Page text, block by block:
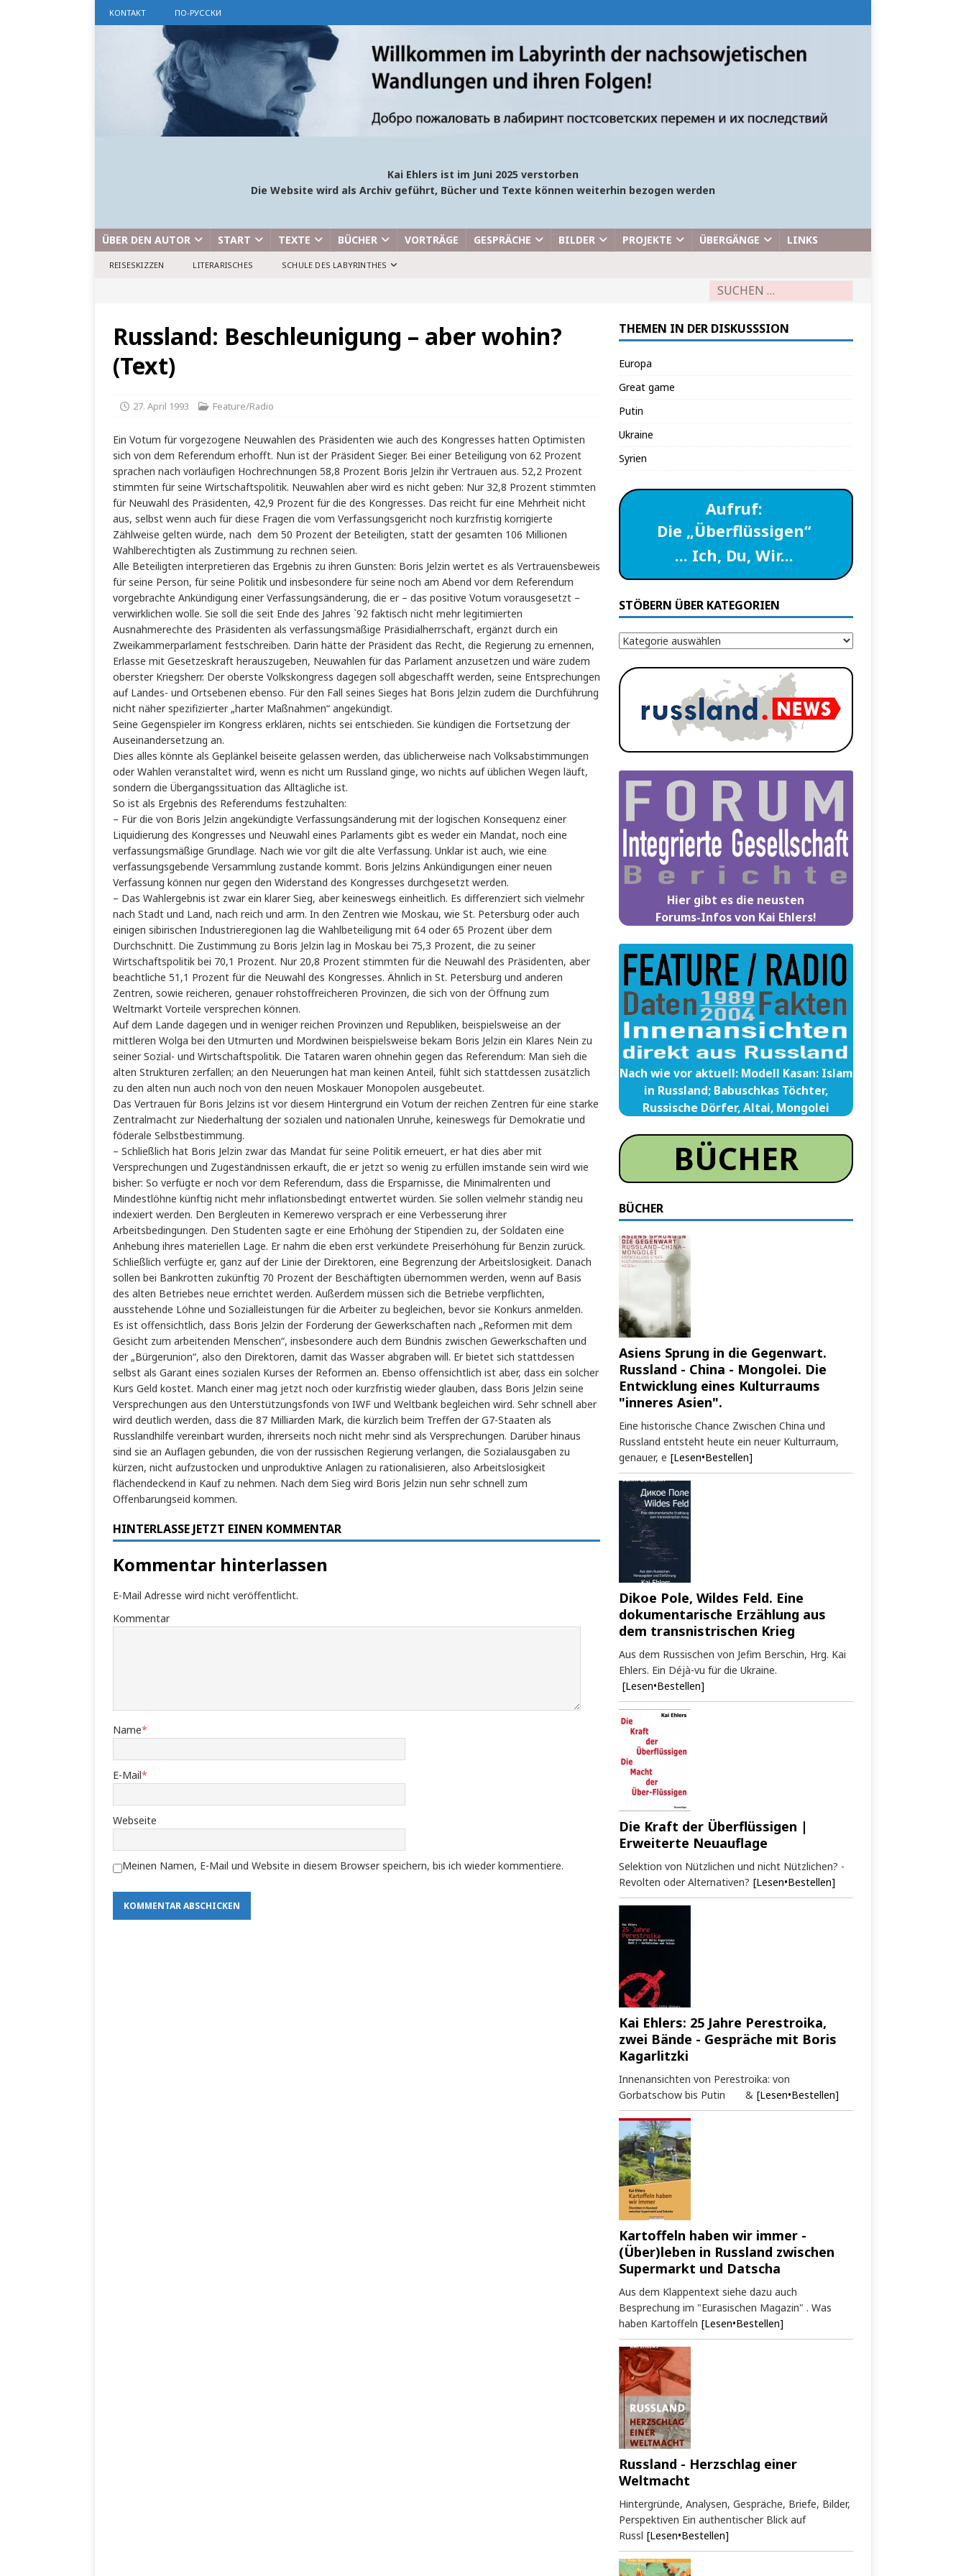
KONTAKT ПО-РУССКИ
Kai Ehlers ist im Juni 2025 verstorben
Die Website wird als Archiv geführt, Bücher und Texte können weiterhin bezogen werden
ÜBER DEN AUTOR START TEXTE BÜCHER VORTRÄGE GESPRÄCHE BILDER PROJEKTE ÜBERGÄNGE LINKS
REISESKIZZEN LITERARISCHES SCHULE DES LABYRINTHES
Russland: Beschleunigung – aber wohin?
(Text)
27. April 1993 Feature/Radio
Ein Votum für vorgezogene Neuwahlen des Präsidenten wie auch des Kongresses hatten Optimisten
sich von dem Referendum erhofft. Nun ist der Präsident Sieger. Bei einer Beteiligung von 62 Prozent
sprachen nach vorläufigen Hochrechnungen 58,8 Prozent Boris Jelzin ihr Vertrauen aus. 52,2 Prozent
stimmten für seine Wirtschaftspolitik. Neuwahlen aber wird es nicht geben: Nur 32,8 Prozent stimmten
für Neuwahl des Präsidenten, 42,9 Prozent für die des Kongresses. Das reicht für eine Mehrheit nicht
aus, selbst wenn auch für diese Fragen die vom Verfassungsgericht noch kurzfristig korrigierte
Zählweise gelten würde, nach dem 50 Prozent der Beteiligten, statt der gesamten 106 Millionen
Wahlberechtigten als Zustimmung zu rechnen seien.
Alle Beteiligten interpretieren das Ergebnis zu ihren Gunsten: Boris Jelzin wertet es als Vertrauensbeweis
für seine Person, für seine Politik und insbesondere für seine noch am Abend vor dem Referendum
vorgebrachte Ankündigung einer Verfassungsänderung, die er – das positive Votum vorausgesetzt –
verwirklichen wolle. Sie soll die seit Ende des Jahres `92 faktisch nicht mehr legitimierten
Ausnahmerechte des Präsidenten als verfassungsmäßige Präsidialherrschaft, ergänzt durch ein
Zweikammerparlament festschreiben. Darin hätte der Präsident das Recht, die Regierung zu ernennen,
Erlasse mit Gesetzeskraft herauszugeben, Neuwahlen für das Parlament anzusetzen und wäre zudem
oberster Kriegsherr. Der oberste Volkskongress dagegen soll abgeschafft werden, seine Entsprechungen
auf Landes- und Ortsebenen ebenso. Für den Fall seines Sieges hat Boris Jelzin zudem die Durchführung
nicht näher spezifizierter „harter Maßnahmen“ angekündigt.
Seine Gegenspieler im Kongress erklären, nichts sei entschieden. Sie kündigen die Fortsetzung der
Auseinandersetzung an.
Dies alles könnte als Geplänkel beiseite gelassen werden, das üblicherweise nach Volksabstimmungen
oder Wahlen veranstaltet wird, wenn es nicht um Russland ginge, wo nichts auf üblichen Wegen läuft,
sondern die Übergangssituation das Alltägliche ist.
So ist als Ergebnis des Referendums festzuhalten:
– Für die von Boris Jelzin angekündigte Verfassungsänderung mit der logischen Konsequenz einer
Liquidierung des Kongresses und Neuwahl eines Parlaments gibt es weder ein Mandat, noch eine
verfassungsmäßige Grundlage. Nach wie vor gilt die alte Verfassung. Unklar ist auch, wie eine
verfassungsgebende Versammlung zustande kommt. Boris Jelzins Ankündigungen einer neuen
Verfassung können nur gegen den Widerstand des Kongresses durchgesetzt werden.
– Das Wahlergebnis ist zwar ein klarer Sieg, aber keineswegs einheitlich. Es differenziert sich vielmehr
nach Stadt und Land, nach reich und arm. In den Zentren wie Moskau, wie St. Petersburg oder auch
einigen sibirischen Industrieregionen lag die Wahlbeteiligung mit 64 oder 65 Prozent über dem
Durchschnitt. Die Zustimmung zu Boris Jelzin lag in Moskau bei 75,3 Prozent, die zu seiner
Wirtschaftspolitik bei 70,1 Prozent. Nur 20,8 Prozent stimmten für die Neuwahl des Präsidenten, aber
beachtliche 51,1 Prozent für die Neuwahl des Kongresses. Ähnlich in St. Petersburg und anderen
Zentren, sowie reicheren, genauer rohstoffreicheren Provinzen, die sich von der Öffnung zum
Weltmarkt Vorteile versprechen können.
Auf dem Lande dagegen und in weniger reichen Provinzen und Republiken, beispielsweise an der
mittleren Wolga bei den Utmurten und Mordwinen beispielsweise bekam Boris Jelzin ein Klares Nein zu
seiner Sozial- und Wirtschaftspolitik. Die Tataren waren ohnehin gegen das Referendum: Man sieh die
alten Strukturen zerfallen; an den Neuerungen hat man keinen Anteil, fühlt sich stattdessen zusätzlich
zu den alten nun auch noch von den neuen Moskauer Monopolen ausgebeutet.
Das Vertrauen für Boris Jelzins ist vor diesem Hintergrund ein Votum der reichen Zentren für eine starke
Zentralmacht zur Niederhaltung der sozialen und nationalen Unruhe, keineswegs für Demokratie und
föderale Selbstbestimmung.
– Schließlich hat Boris Jelzin zwar das Mandat für seine Politik erneuert, er hat dies aber mit
Versprechungen und Zugeständnissen erkauft, die er jetzt so wenig zu erfüllen imstande sein wird wie
bisher: So verfügte er noch vor dem Referendum, dass die Ersparnisse, die Minimalrenten und
Mindestlöhne künftig nicht mehr inflationsbedingt entwertet würden. Sie sollen vielmehr ständig neu
indexiert werden. Den Bergleuten in Kemerewo versprach er eine Verbesserung ihrer
Arbeitsbedingungen. Den Studenten sagte er eine Erhöhung der Stipendien zu, der Soldaten eine
Anhebung ihres materiellen Lage. Er nahm die eben erst verkündete Preiserhöhung für Benzin zurück.
Schließlich verfügte er, ganz auf der Linie der Direktoren, eine Begrenzung der Arbeitslosigkeit. Danach
sollen bei Bankrotten zukünftig 70 Prozent der Beschäftigten übernommen werden, wenn auf Basis
des alten Betriebes neue errichtet werden. Außerdem müssen sich die Betriebe verpflichten,
ausstehende Löhne und Sozialleistungen für die Arbeiter zu begleichen, bevor sie Konkurs anmelden.
Es ist offensichtlich, dass Boris Jelzin der Forderung der Gewerkschaften nach „Reformen mit dem
Gesicht zum arbeitenden Menschen“, insbesondere auch dem Bündnis zwischen Gewerkschaften und
der „Bürgerunion“, also den Direktoren, damit das Wasser abgraben will. Er bietet sich stattdessen
selbst als Garant eines sozialen Kurses der Reformen an. Ebenso offensichtlich ist aber, dass ein solcher
Kurs Geld kostet. Manch einer mag jetzt noch oder kurzfristig wieder glauben, dass Boris Jelzin seine
Versprechungen aus den Unterstützungsfonds von IWF und Weltbank begleichen wird. Sehr schnell aber
wird deutlich werden, dass die 87 Milliarden Mark, die kürzlich beim Treffen der G7-Staaten als
Russlandhilfe vereinbart wurden, ihrerseits noch nicht mehr sind als Versprechungen. Darüber hinaus
sind sie an Auflagen gebunden, die von der russischen Regierung verlangen, die Sozialausgaben zu
kürzen, nicht aufzustocken und unproduktive Anlagen zu rationalisieren, also Arbeitslosigkeit
flächendeckend in Kauf zu nehmen. Nach dem Sieg wird Boris Jelzin nun sehr schnell zum
Offenbarungseid kommen.
HINTERLASSE JETZT EINEN KOMMENTAR
Kommentar hinterlassen
E-Mail Adresse wird nicht veröffentlicht.
Kommentar
Name*
E-Mail*
Webseite
Meinen Namen, E-Mail und Website in diesem Browser speichern, bis ich wieder kommentiere.
THEMEN IN DER DISKUSSSION
Europa
Great game
Putin
Ukraine
Syrien
Aufruf:
Die „Überflüssigen“
… Ich, Du, Wir…
STÖBERN ÜBER KATEGORIEN
Hier gibt es die neusten
Forums-Infos von Kai Ehlers!
Nach wie vor aktuell: Modell Kasan: Islam
in Russland; Babuschkas Töchter,
Russische Dörfer, Altai, Mongolei
BÜCHER
BÜCHER
Asiens Sprung in die Gegenwart.
Russland - China - Mongolei. Die
Entwicklung eines Kulturraums
"inneres Asien".
Eine historische Chance Zwischen China und
Russland entsteht heute ein neuer Kulturraum,
genauer, e [Lesen•Bestellen]
Dikoe Pole, Wildes Feld. Eine
dokumentarische Erzählung aus
dem transnistrischen Krieg
Aus dem Russischen von Jefim Berschin, Hrg. Kai
Ehlers. Ein Déjà-vu für die Ukraine.
[Lesen•Bestellen]
Die Kraft der Überflüssigen |
Erweiterte Neuauflage
Selektion von Nützlichen und nicht Nützlichen? -
Revolten oder Alternativen? [Lesen•Bestellen]
Kai Ehlers: 25 Jahre Perestroika,
zwei Bände - Gespräche mit Boris
Kagarlitzki
Innenansichten von Perestroika: von
Gorbatschow bis Putin & [Lesen•Bestellen]
Kartoffeln haben wir immer -
(Über)leben in Russland zwischen
Supermarkt und Datscha
Aus dem Klappentext siehe dazu auch
Besprechung im "Eurasischen Magazin" . Was
haben Kartoffeln [Lesen•Bestellen]
Russland - Herzschlag einer
Weltmacht
Hintergründe, Analysen, Gespräche, Briefe, Bilder,
Perspektiven Ein authentischer Blick auf
Russl [Lesen•Bestellen]